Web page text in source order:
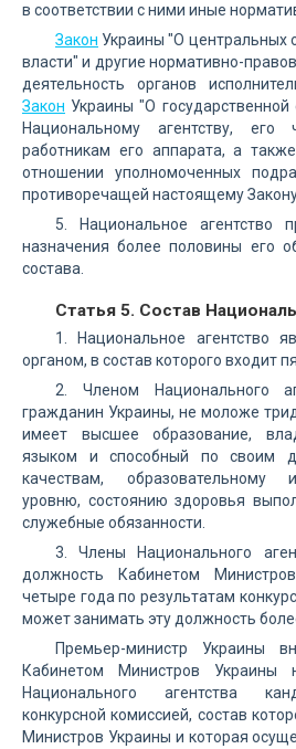
в соответствии с ними иные
Закон Украины "О центральных
власти" и другие нормативно-
деятельность органов
Закон Украины "О
Национальному агентству,
работникам его аппарата, а
отношении уполномоченных
противоречащей настоящему
5. Национальное агентство
назначения более половины его
состава.
Статья 5. Состав
1. Национальное агентство
органом, в состав которого входит
2. Членом Национального
гражданин Украины, не моложе
имеет высшее образование,
языком и способный по своим
качествам, образовательному
уровню, состоянию здоровья
служебные обязанности.
3. Члены Национального
должность Кабинетом
четыре года по результатам
может занимать эту должность
Премьер-министр Украины
Кабинетом Министров Украины
Национального агентства
конкурсной комиссией, состав
Министров Украины и которая